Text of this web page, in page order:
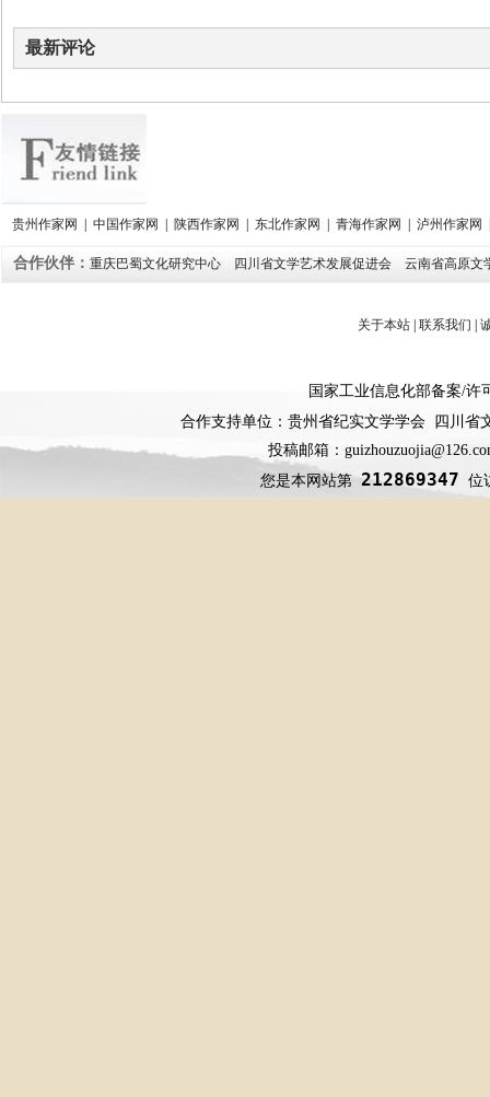
最新评论
贵州作家网 | 中国作家网 | 陕西作家网 | 东北作家网 | 青海作家网 | 泸州作家网
合作伙伴： 重庆巴蜀文化研究中心 四川省文学艺术发展促进会 云南省高原文
关于本站| 联系我们 |
国家工业信息化部备案/许
合作支持单位：贵州省纪实文学学会 四川
投稿邮箱：
您是本网站第212869347